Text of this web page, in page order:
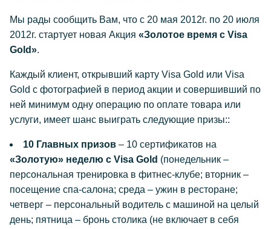
Мы рады сообщить Вам, что с 20 мая 2012г. по 20 июля
2012г. стартует новая Акция «Золотое время с Visa
Gold».
Каждый клиент, открывший карту Visa Gold или Visa
Gold с фотографией в период акции и совершивший по
ней минимум одну операцию по оплате товара или
услуги, имеет шанс выиграть следующие призы::
10 Главных призов – 10 сертификатов на
«Золотую» неделю с Visa Gold (понедельник –
персональная тренировка в фитнес-клубе; вторник –
посещение спа-салона; среда – ужин в ресторане;
четверг – персональный водитель с машиной на целый
день; пятница – бронь столика (не включает в себя